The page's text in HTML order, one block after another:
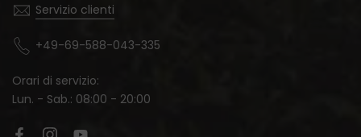
Servizio clienti
+49-69-588-043-335
Orari di servizio:
Lun. - Sab.: 08:00 - 20:00